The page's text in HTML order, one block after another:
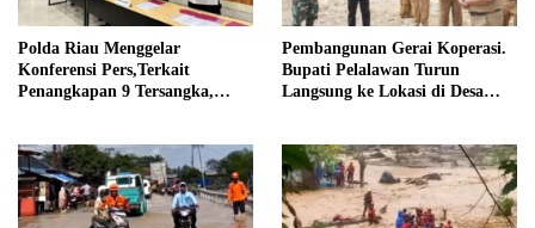
Polda Riau Menggelar
Konferensi Pers,Terkait
Penangkapan 9 Tersangka,
Pembangunan Gerai Koperasi.
Bupati Pelalawan Turun
Langsung ke Lokasi di Desa